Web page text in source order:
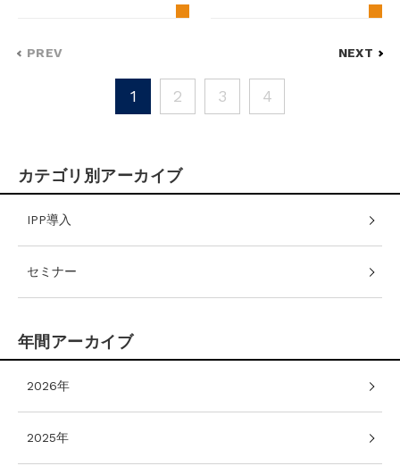
PREV NEXT
1 2 3 4
カテゴリ別アーカイブ
IPP導入
セミナー
年間アーカイブ
2026年
2025年